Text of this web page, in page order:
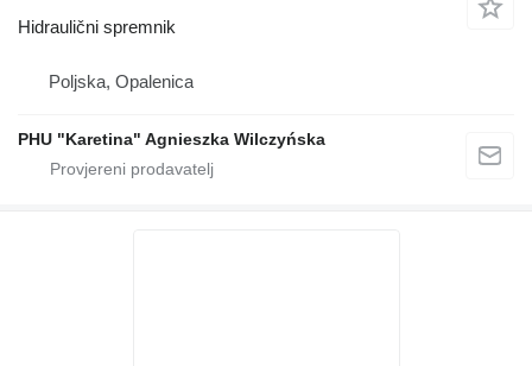
Hidraulični spremnik
Poljska, Opalenica
PHU "Karetina" Agnieszka Wilczyńska